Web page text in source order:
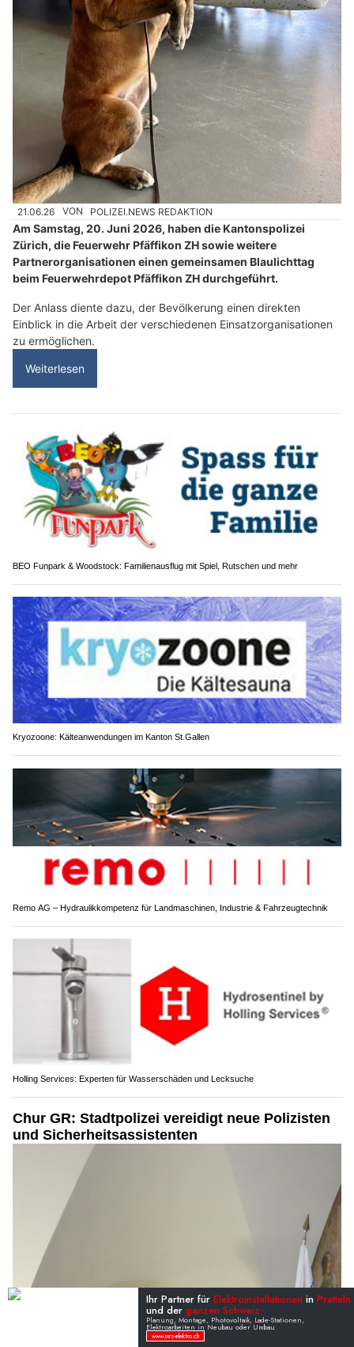
21.06.26 VON POLIZEI.NEWS REDAKTION
Am Samstag, 20. Juni 2026, haben die Kantonspolizei
Zürich, die Feuerwehr Pfäffikon ZH sowie weitere
Partnerorganisationen einen gemeinsamen Blaulichttag
beim Feuerwehrdepot Pfäffikon ZH durchgeführt.
Der Anlass diente dazu, der Bevölkerung einen direkten
Einblick in die Arbeit der verschiedenen Einsatzorganisationen
zu ermöglichen.
Weiterlesen
BEO Funpark & Woodstock: Familienausflug mit Spiel, Rutschen und mehr
Kryozoone: Kälteanwendungen im Kanton St.Gallen
Remo AG – Hydraulikkompetenz für Landmaschinen, Industrie & Fahrzeugtechnik
Holling Services: Experten für Wasserschäden und Lecksuche
Chur GR: Stadtpolizei vereidigt neue Polizisten
und Sicherheitsassistenten